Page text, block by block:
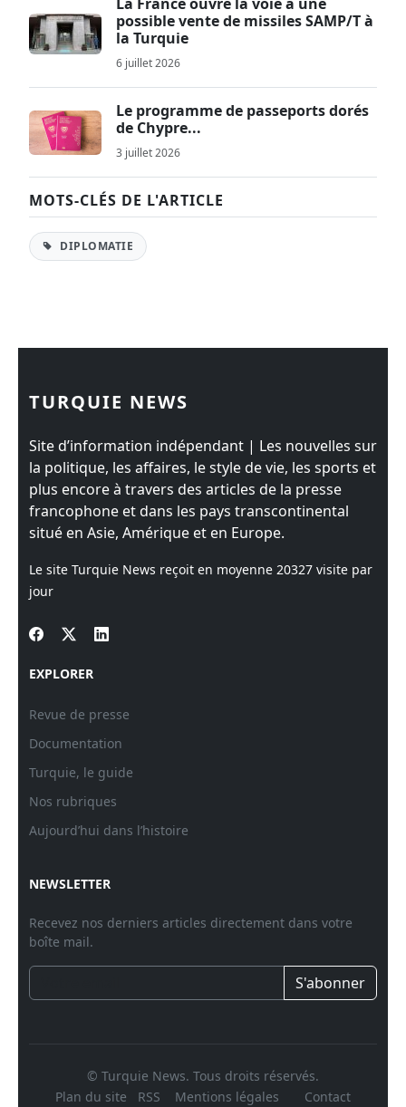
possible vente de missiles SAMP/T à
la Turquie
6 juillet 2026
Le programme de passeports dorés
de Chypre...
3 juillet 2026
MOTS-CLÉS DE L'ARTICLE
DIPLOMATIE
TURQUIE NEWS
Site d’information indépendant | Les nouvelles sur
la politique, les affaires, le style de vie, les sports et
plus encore à travers des articles de la presse
francophone et dans les pays transcontinental
situé en Asie, Amérique et en Europe.
Le site Turquie News reçoit en moyenne 20327 visite par
jour
EXPLORER
Revue de presse
Documentation
Turquie, le guide
Nos rubriques
Aujourd’hui dans l’histoire
NEWSLETTER
Recevez nos derniers articles directement dans votre
boîte mail.
S'abonner
© Turquie News. Tous droits réservés.
Plan du site
RSS Mentions légales Contact